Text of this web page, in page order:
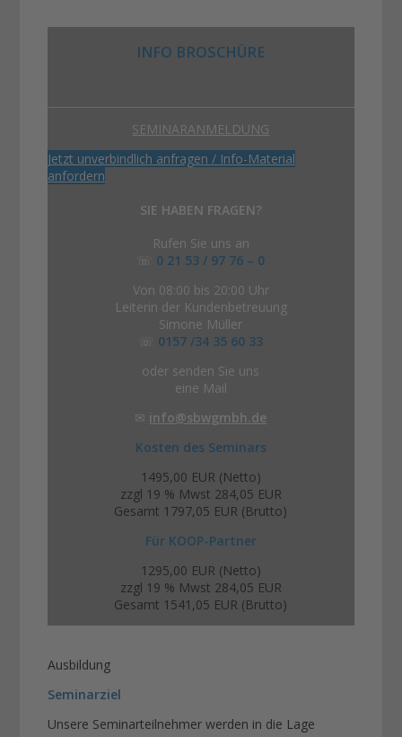
INFO BROSCHÜRE
SEMINARANMELDUNG
Jetzt unverbindlich anfragen / Info-Material
anfordern
SIE HABEN FRAGEN?
Rufen Sie uns an
☏ 0 21 53 / 97 76 – 0
Von 08:00 bis 20:00 Uhr
Leiterin der Kundenbetreuung
Simone Müller
☏ 0157 /34 35 60 33
oder senden Sie uns
eine Mail
✉ info@sbwgmbh.de
Kosten des Seminars
1495,00 EUR (Netto)
zzgl 19 % Mwst 284,05 EUR
Gesamt 1797,05 EUR (Brutto)
Für KOOP-Partner
1295,00 EUR (Netto)
zzgl 19 % Mwst 284,05 EUR
Gesamt 1541,05 EUR (Brutto)
Ausbildung
Seminarziel
Unsere Seminarteilnehmer werden in die Lage